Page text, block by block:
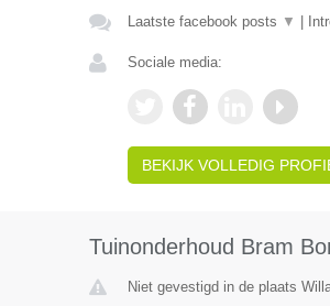
Laatste facebook posts ▼
Sociale media:
BEKIJK VOLLEDIG
Tuinonderhoud Bram
Niet gevestigd in de plaats